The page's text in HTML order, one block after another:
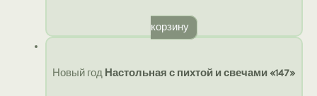
корзину
Новый год Настольная с пихтой и свечами «147»